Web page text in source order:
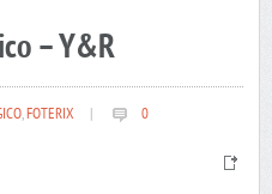
– Y&R
,FOTERIX 0